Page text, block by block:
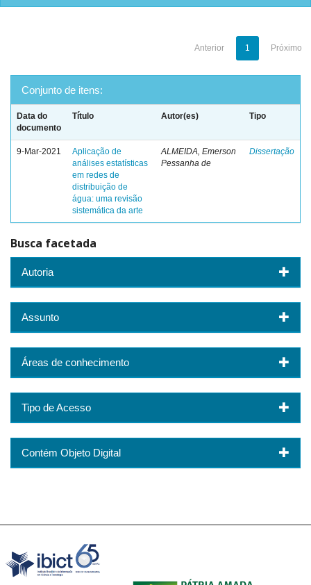
Anterior 1 Próximo
Conjunto de itens:
Data do
documento
Título Autor(es) Tipo
9-Mar-2021
Aplicação de
análises estatísticas
em redes de
distribuição de
água: uma revisão
sistemática da arte
ALMEIDA, Emerson
Pessanha de
Dissertação
Busca facetada
Autoria
Assunto
Áreas de conhecimento
Tipo de Acesso
Contém Objeto Digital